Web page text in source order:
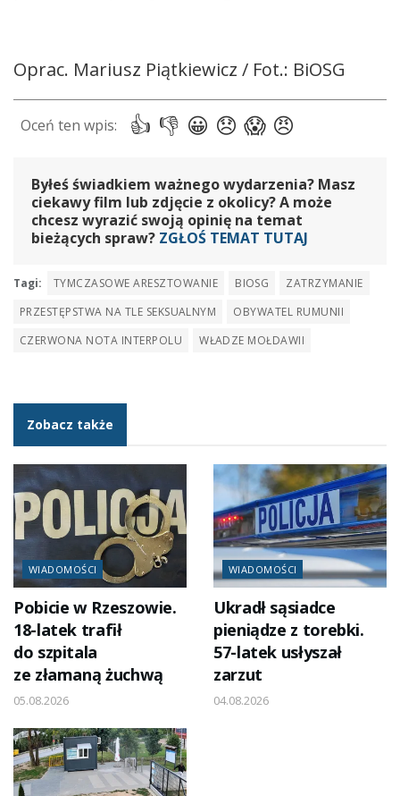
Oprac. Mariusz Piątkiewicz / Fot.: BiOSG
Byłeś świadkiem ważnego wydarzenia? Masz
ciekawy film lub zdjęcie z okolicy? A może
chcesz wyrazić swoją opinię na temat
bieżących spraw? ZGŁOŚ TEMAT TUTAJ
Tagi: TYMCZASOWE ARESZTOWANIE BIOSG
ZATRZYMANIE
PRZESTĘPSTWA NA TLE SEKSUALNYM
OBYWATEL RUMUNII
CZERWONA NOTA INTERPOLU
WŁADZE MOŁDAWII
Zobacz także
WIADOMOŚCI
Pobicie w Rzeszowie.
18-latek trafił
do szpitala
ze złamaną żuchwą
05.08.2026
WIADOMOŚCI
Ukradł sąsiadce
pieniądze z torebki.
57-latek usłyszał
zarzut
04.08.2026